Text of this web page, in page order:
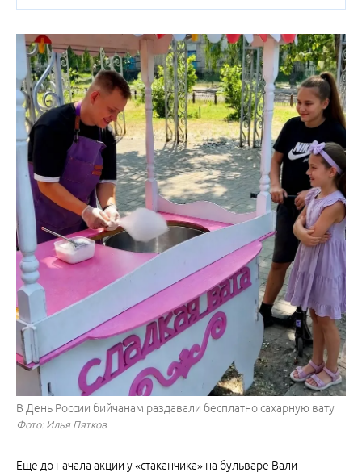
В День России бийчанам раздавали бесплатно сахарную вату
Фото: Илья Пятков
Еще до начала акции у «стаканчика» на бульваре Вали